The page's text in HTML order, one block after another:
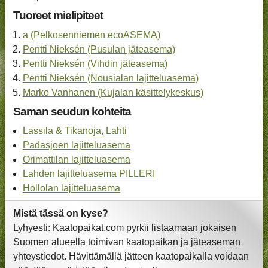
Tuoreet mielipiteet
a (Pelkosenniemen ecoASEMA)
Pentti Nieksén (Pusulan jäteasema)
Pentti Nieksén (Vihdin jäteasema)
Pentti Nieksén (Nousialan lajitteluasema)
Marko Vanhanen (Kujalan käsittelykeskus)
Saman seudun kohteita
Lassila & Tikanoja, Lahti
Padasjoen lajitteluasema
Orimattilan lajitteluasema
Lahden lajitteluasema PILLERI
Hollolan lajitteluasema
Mistä tässä on kyse?
Lyhyesti: Kaatopaikat.com pyrkii listaamaan jokaisen
Suomen alueella toimivan kaatopaikan ja jäteaseman
yhteystiedot. Hävittämällä jätteen kaatopaikalla voidaan